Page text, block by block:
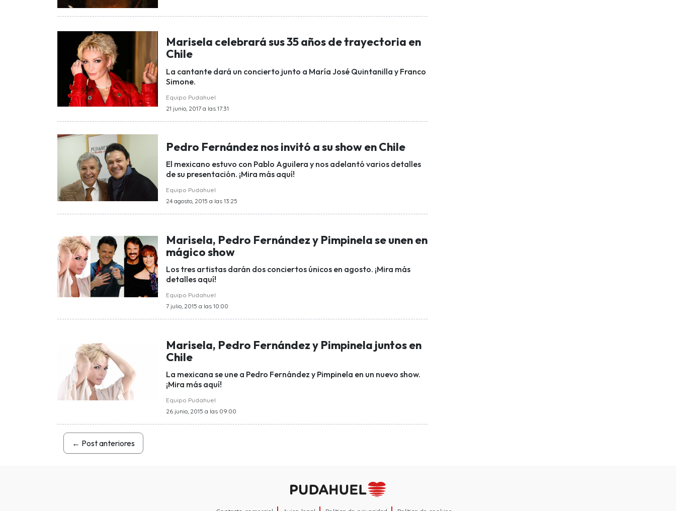
Marisela celebrará sus 35 años de trayectoria en
Chile
La cantante dará un concierto junto a María José Quintanilla y Franco
Simone.
Equipo Pudahuel
21 junio, 2017 a las 17:31
Pedro Fernández nos invitó a su show en Chile
El mexicano estuvo con Pablo Aguilera y nos adelantó varios detalles
de su presentación. ¡Mira más aquí!
Equipo Pudahuel
24 agosto, 2015 a las 13:25
Marisela, Pedro Fernández y Pimpinela se unen en
mágico show
Los tres artistas darán dos conciertos únicos en agosto. ¡Mira más
detalles aquí!
Equipo Pudahuel
7 julio, 2015 a las 10:00
Marisela, Pedro Fernández y Pimpinela juntos en
Chile
La mexicana se une a Pedro Fernández y Pimpinela en un nuevo show.
¡Mira más aquí!
Equipo Pudahuel
26 junio, 2015 a las 09:00
← Post anteriores